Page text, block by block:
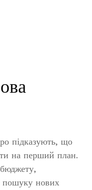
підказують, що
на перший план.
пошуку нових